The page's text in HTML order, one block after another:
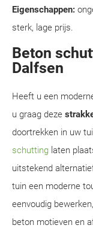
Eigenschappen:
sterk, lage prijs.
Beton
Dalfsen
Heeft u een
u graag deze
doortrekken in uw
schutting laten
uitstekend
tuin een moderne
eenvoudig
beton motieven en